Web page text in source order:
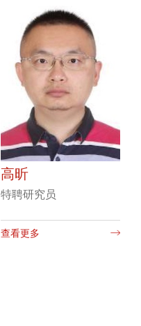
高昕
特聘研究员
查看更多